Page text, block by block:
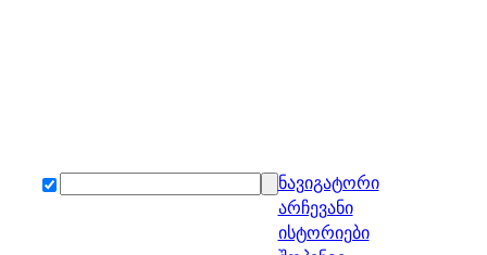
ნავიგატორი
არჩევანი
ისტორიები